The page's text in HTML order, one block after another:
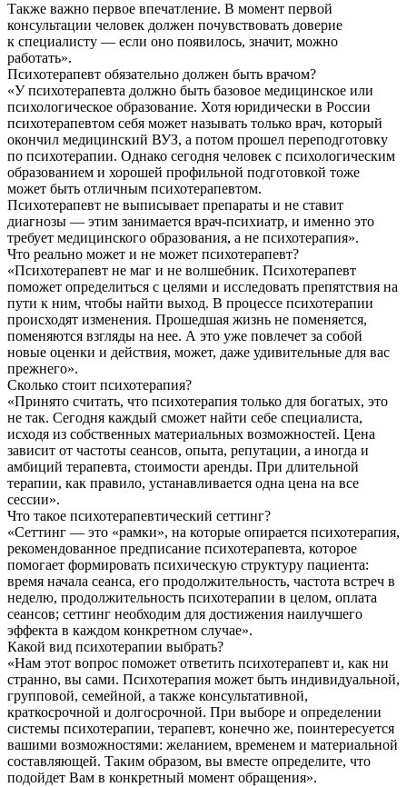
Также важно первое впечатление. В момент первой
консультации человек должен почувствовать доверие
к специалисту — если оно появилось, значит, можно
работать».
Психотерапевт обязательно должен быть врачом?
«У психотерапевта должно быть базовое медицинское или
психологическое образование. Хотя юридически в России
психотерапевтом себя может называть только врач, который
окончил медицинский ВУЗ, а потом прошел переподготовку
по психотерапии. Однако сегодня человек с психологическим
образованием и хорошей профильной подготовкой тоже
может быть отличным психотерапевтом.
Психотерапевт не выписывает препараты и не ставит
диагнозы — этим занимается врач-психиатр, и именно это
требует медицинского образования, а не психотерапия».
Что реально может и не может психотерапевт?
«Психотерапевт не маг и не волшебник. Психотерапевт
поможет определиться с целями и исследовать препятствия на
пути к ним, чтобы найти выход. В процессе психотерапии
происходят изменения. Прошедшая жизнь не поменяется,
поменяются взгляды на нее. А это уже повлечет за собой
новые оценки и действия, может, даже удивительные для вас
прежнего».
Сколько стоит психотерапия?
«Принято считать, что психотерапия только для богатых, это
не так. Сегодня каждый сможет найти себе специалиста,
исходя из собственных материальных возможностей. Цена
зависит от частоты сеансов, опыта, репутации, а иногда и
амбиций терапевта, стоимости аренды. При длительной
терапии, как правило, устанавливается одна цена на все
сессии».
Что такое психотерапевтический сеттинг?
«Сеттинг — это «рамки», на которые опирается психотерапия,
рекомендованное предписание психотерапевта, которое
помогает формировать психическую структуру пациента:
время начала сеанса, его продолжительность, частота встреч в
неделю, продолжительность психотерапии в целом, оплата
сеансов; сеттинг необходим для достижения наилучшего
эффекта в каждом конкретном случае».
Какой вид психотерапии выбрать?
«Нам этот вопрос поможет ответить психотерапевт и, как ни
странно, вы сами. Психотерапия может быть индивидуальной,
групповой, семейной, а также консультативной,
краткосрочной и долгосрочной. При выборе и определении
системы психотерапии, терапевт, конечно же, поинтересуется
вашими возможностями: желанием, временем и материальной
составляющей. Таким образом, вы вместе определите, что
подойдет Вам в конкретный момент обращения».